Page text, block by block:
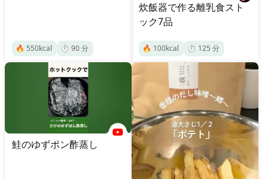
🔥 550kcal ⏱️ 90分
炊飯器で作る離乳食スト
ック7品
🔥 100kcal ⏱️ 125 分
鮭のゆずポン酢蒸し